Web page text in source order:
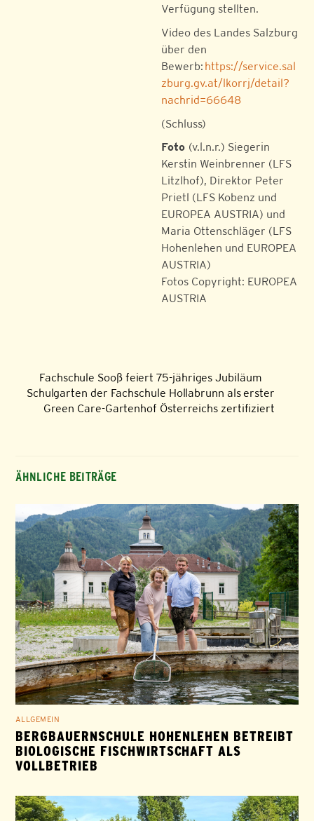
Verfügung stellten.
Video des Landes Salzburg
über den
Bewerb: https://service.sal
zburg.gv.at/lkorrj/detail?
nachrid=66648
(Schluss)
Foto (v.l.n.r.) Siegerin
Kerstin Weinbrenner (LFS
Litzlhof), Direktor Peter
Prietl (LFS Kobenz und
EUROPEA AUSTRIA) und
Maria Ottenschläger (LFS
Hohenlehen und EUROPEA
AUSTRIA)
Fotos Copyright: EUROPEA
AUSTRIA
Fachschule Sooß feiert 75-jähriges Jubiläum
Schulgarten der Fachschule Hollabrunn als erster
Green Care-Gartenhof Österreichs zertifiziert
ÄHNLICHE BEITRÄGE
ALLGEMEIN
BERGBAUERNSCHULE HOHENLEHEN BETREIBT
BIOLOGISCHE FISCHWIRTSCHAFT ALS
VOLLBETRIEB